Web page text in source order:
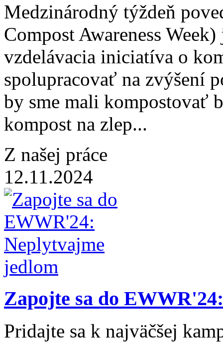
Medzinárodný týždeň
Compost Awareness
vzdelávacia iniciatíva o
spolupracovať na zvýšení
by sme mali kompostovať
kompost na zlep...
Z našej práce
12.11.2024
Zapojte sa do
Pridajte sa k najväčšej